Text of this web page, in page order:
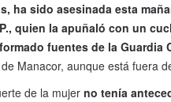
ha sido asesinada esta
quien la apuñaló con un
fuentes de la Guardia
Manacor, aunque está fuera
de la mujer no tenía